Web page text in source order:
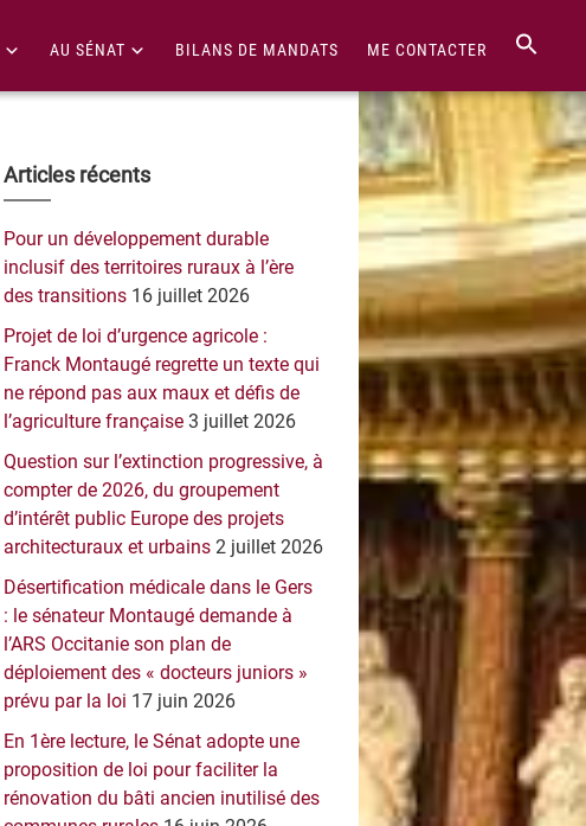
AU SÉNAT BILANS DE MANDATS ME CONTACTER
Barre
latérale
principale
Articles récents
Pour un développement durable
inclusif des territoires ruraux à l’ère
des transitions 16 juillet 2026
Projet de loi d’urgence agricole :
Franck Montaugé regrette un texte qui
ne répond pas aux maux et défis de
l’agriculture française 3 juillet 2026
Question sur l’extinction progressive, à
compter de 2026, du groupement
d’intérêt public Europe des projets
architecturaux et urbains 2 juillet 2026
Désertification médicale dans le Gers
: le sénateur Montaugé demande à
l’ARS Occitanie son plan de
déploiement des « docteurs juniors »
prévu par la loi 17 juin 2026
En 1ère lecture, le Sénat adopte une
proposition de loi pour faciliter la
rénovation du bâti ancien inutilisé des